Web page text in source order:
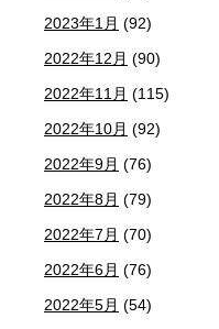
2023年1月 (92)
2022年12月 (90)
2022年11月 (115)
2022年10月 (92)
2022年9月 (76)
2022年8月 (79)
2022年7月 (70)
2022年6月 (76)
2022年5月 (54)